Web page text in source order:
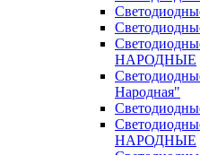
НАРОДНЫЕ
Народная"
НАРОДНЫЕ